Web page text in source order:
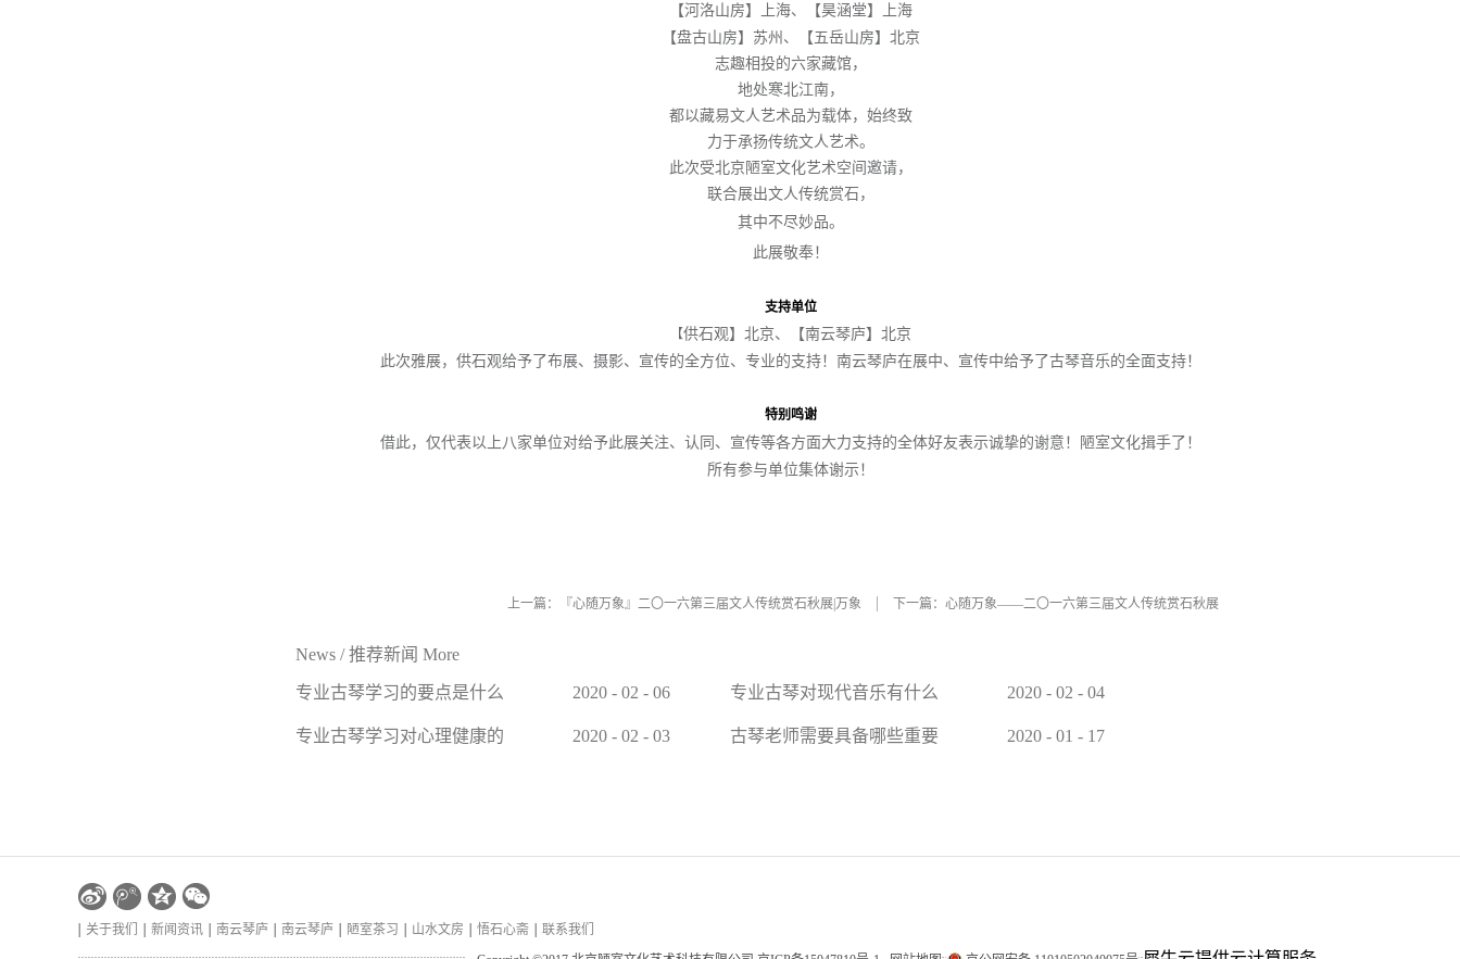
【河洛山房】上海、 【昊涵堂】上海
【盘古山房】苏州、 【五岳山房】北京
志趣相投的六家藏馆，
地处寒北江南，
都以藏易文人艺术品为载体，始终致
力于承扬传统文人艺术。
此次受北京陋室文化艺术空间邀请，
联合展出文人传统赏石，
其中不尽妙品。
此展敬奉！
支持单位
【供石观】北京、 【南云琴庐】北京
此次雅展，供石观给予了布展、摄影、宣传的全方位、专业的支持！南云琴庐在展中、宣传中给予了古琴音乐的全面支持！
特别鸣谢
借此，仅代表以上八家单位对给予此展关注、认同、宣传等各方面大力支持的全体好友表示诚挚的谢意！陋室文化揖手了！
所有参与单位集体谢示！
上一篇： 『心随万象』二〇一六第三届文人传统赏石秋展|万象 下一篇： 心随万象——二〇一六第三届文人传统赏石秋展
News / 推荐新闻 More
专业古琴学习的要点是什么 2020 - 02 - 06
专业古琴对现代音乐有什么
2020 - 02 - 04
专业古琴学习对心理健康的
2020 - 02 - 03
古琴老师需要具备哪些重要
2020 - 01 - 17
关于我们 新闻资讯 南云琴庐 南云琴庐 陋室茶习 山水文房 悟石心斋
联系我们